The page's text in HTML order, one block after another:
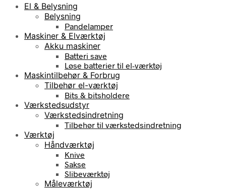
El & Belysning
Belysning
Pandelamper
Maskiner & Elværktøj
Akku maskiner
Batteri save
Løse batterier til el-værktøj
Maskintilbehør & Forbrug
Tilbehør el-værktøj
Bits & bitsholdere
Værkstedsudstyr
Værkstedsindretning
Tilbehør til værkstedsindretning
Værktøj
Håndværktøj
Knive
Sakse
Slibeværktøj
Måleværktøj